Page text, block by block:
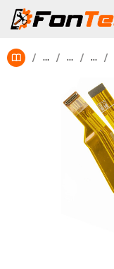
/ ... / ... / ... /